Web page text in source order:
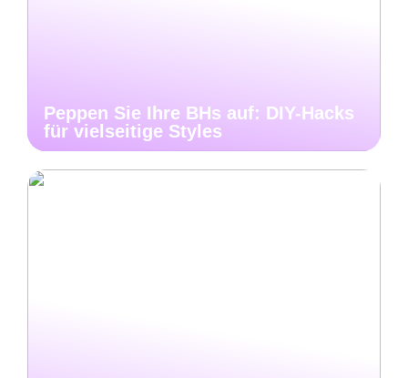
Peppen Sie Ihre BHs auf: DIY-Hacks
für vielseitige Styles